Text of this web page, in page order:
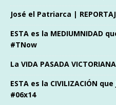
José el Patriarca |
ESTA es la MEDIUMNIDAD
#TNow
La VIDA PASADA
ESTA es la CIVILIZACIÓN
#06x14